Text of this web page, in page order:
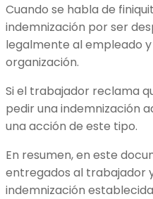
Cuando se habla de
indemnización por ser
legalmente al empleado
organización.
Si el trabajador reclama
pedir una indemnización
una acción de este tipo.
En resumen, en este
entregados al trabajador
indemnización